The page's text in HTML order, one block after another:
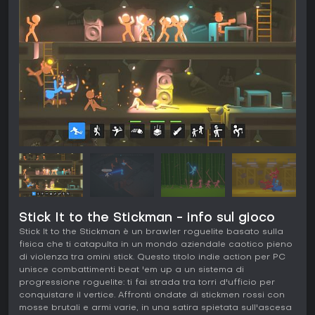
Stick It to the Stickman - info sul gioco
Stick It to the Stickman è un brawler roguelite basato sulla
fisica che ti catapulta in un mondo aziendale caotico pieno
di violenza tra omini stick. Questo titolo indie action per PC
unisce combattimenti beat 'em up a un sistema di
progressione roguelite: ti fai strada tra torri d'ufficio per
conquistare il vertice. Affronti ondate di stickmen rossi con
mosse brutali e armi varie, in una satira spietata sull'ascesa